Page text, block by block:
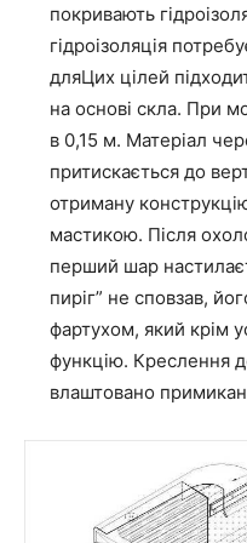
покривають
гідроізоляція
дляЦих цілей
на основі скла. При
в 0,15 м. Матеріал
притискається до
отриману
мастикою. Після
перший шар
пиріг” не сповзав,
фартухом, який крім
функцію. Креслення
влаштовано